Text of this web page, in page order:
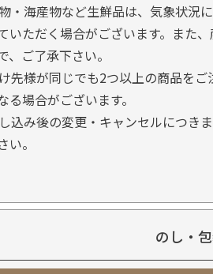
・海産物など生鮮品は、気象状況
いただく場合がございます。また
、ご了承下さい。
先様が同じでも2つ以上の商品を
る場合がございます。
込み後の変更・キャンセルにつき
い。
のし・